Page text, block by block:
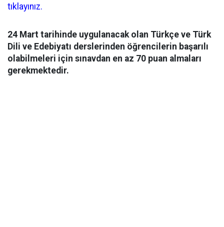
tıklayınız.
24 Mart tarihinde uygulanacak olan Türkçe ve Türk
Dili ve Edebiyatı derslerinden öğrencilerin başarılı
olabilmeleri için sınavdan en az 70 puan almaları
gerekmektedir.